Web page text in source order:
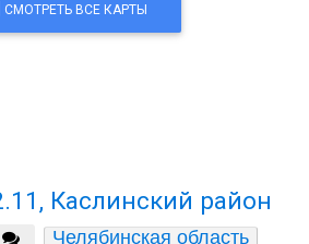
СМОТРЕТЬ ВСЕ КАРТЫ
Каслинский район
Челябинская область